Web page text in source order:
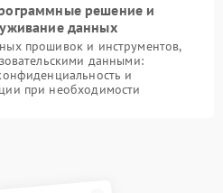
решение и
данных
прошивок и инструментов,
данными:
и
при необходимости